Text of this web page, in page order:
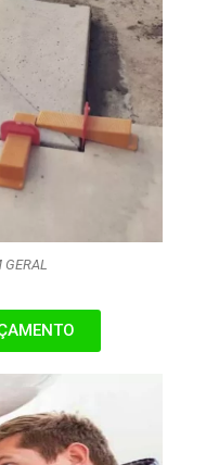
GERAL